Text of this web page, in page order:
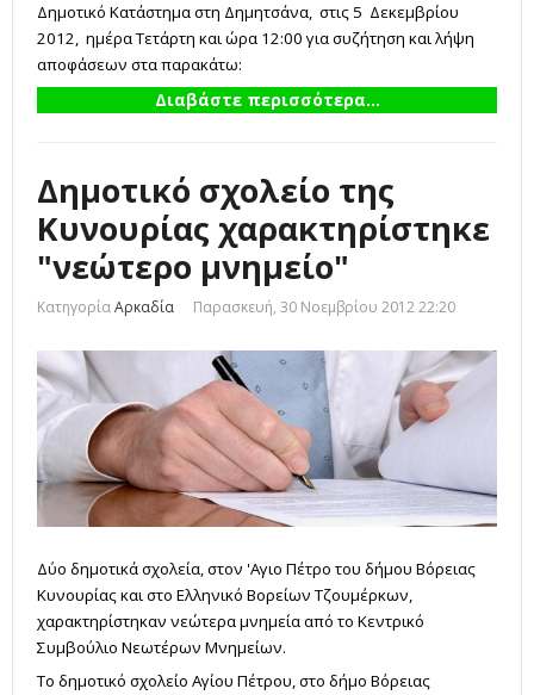
Δημοτικό Κατάστημα στη Δημητσάνα, στις 5 Δεκεμβρίου
2012, ημέρα Τετάρτη και ώρα 12:00 για συζήτηση και λήψη
αποφάσεων στα παρακάτω:
Διαβάστε περισσότερα...
Δημοτικό σχολείο της
Κυνουρίας χαρακτηρίστηκε
"νεώτερο μνημείο"
ΚατηγορίαΑρκαδία Παρασκευή, 30 Νοεμβρίου 2012 22:20
Δύο δημοτικά σχολεία, στον 'Αγιο Πέτρο του δήμου Βόρειας
Κυνουρίας και στο Ελληνικό Βορείων Τζουμέρκων,
χαρακτηρίστηκαν νεώτερα μνημεία από το Κεντρικό
Συμβούλιο Νεωτέρων Μνημείων.
Το δημοτικό σχολείο Αγίου Πέτρου, στο δήμο Βόρειας